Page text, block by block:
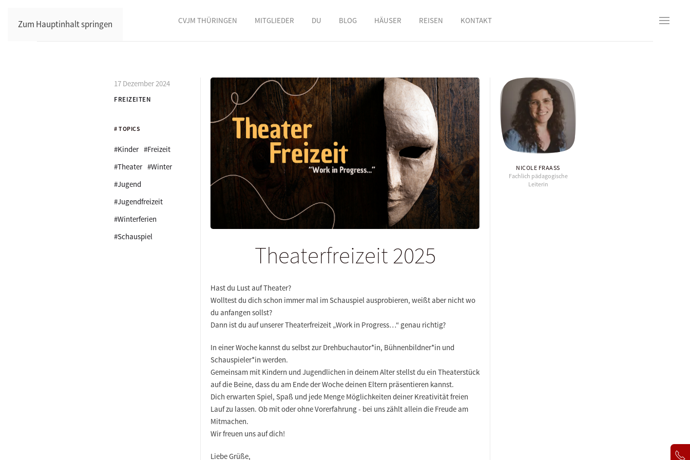
Zum Hauptinhalt springen CVJM THÜRINGEN MITGLIEDER DU BLOG HÄUSER REISEN KONTAKT
17 Dezember 2024
FREIZEITEN
# TOPICS
#Kinder #Freizeit
#Theater #Winter
#Jugend
#Jugendfreizeit
#Winterferien
#Schauspiel
Theaterfreizeit 2025
Hast du Lust auf Theater?
Wolltest du dich schon immer mal im Schauspiel ausprobieren, weißt aber nicht wo
du anfangen sollst?
Dann ist du auf unserer Theaterfreizeit „Work in Progress…“ genau richtig?
In einer Woche kannst du selbst zur Drehbuchautor*in, Bühnenbildner*in und
Schauspieler*in werden.
Gemeinsam mit Kindern und Jugendlichen in deinem Alter stellst du ein Theaterstück
auf die Beine, dass du am Ende der Woche deinen Eltern präsentieren kannst.
Dich erwarten Spiel, Spaß und jede Menge Möglichkeiten deiner Kreativität freien
Lauf zu lassen. Ob mit oder ohne Vorerfahrung - bei uns zählt allein die Freude am
Mitmachen.
Wir freuen uns auf dich!
Liebe Grüße,
NICOLE FRAASS
Fachlich pädagogische
Leiterin